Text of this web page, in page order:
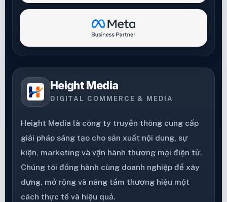
Height Media
DIGITAL COMMERCE & MEDIA
Height Media là công ty truyền thông cung cấp
giải pháp sáng tạo cho sản xuất nội dung, sự
kiện, marketing và vận hành thương mại điện tử.
Chúng tôi đồng hành cùng doanh nghiệp để xây
dựng, mở rộng và nâng tầm thương hiệu một
cách thực tế và hiệu quả.